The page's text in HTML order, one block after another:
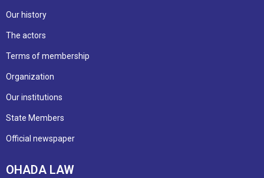
Our history
The actors
Terms of membership
Organization
Our institutions
State Members
Official newspaper
OHADA LAW